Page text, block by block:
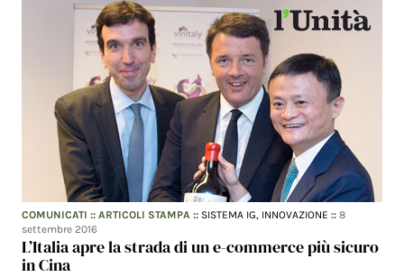
COMUNICATI ::ARTICOLI STAMPA :: SISTEMA IG, INNOVAZIONE ::8
settembre 2016
L’Italia apre la strada di un e-commerce più sicuro
in Cina